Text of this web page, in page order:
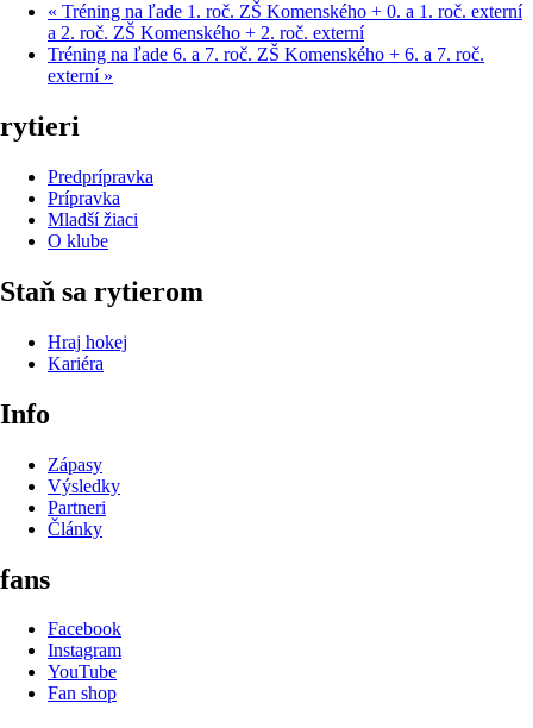
« Tréning na ľade 1. roč. ZŠ Komenského + 0. a 1. roč. externí
a 2. roč. ZŠ Komenského + 2. roč. externí
Tréning na ľade 6. a 7. roč. ZŠ Komenského + 6. a 7. roč.
externí »
rytieri
Predprípravka
Prípravka
Mladší žiaci
O klube
Staň sa rytierom
Hraj hokej
Kariéra
Info
Zápasy
Výsledky
Partneri
Články
fans
Facebook
Instagram
YouTube
Fan shop